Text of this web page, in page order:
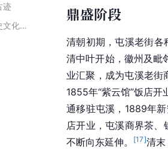
迹
徽州的中国历史文化名街
鼎盛阶段
清朝初期，屯溪老街各
清中叶开始，徽州及毗
业汇聚，成为屯溪老街
1855年“紫云馆”饭店开
通移驻屯溪，1889年
店开业，屯溪商界茶
不断向东延伸。
[17]清末